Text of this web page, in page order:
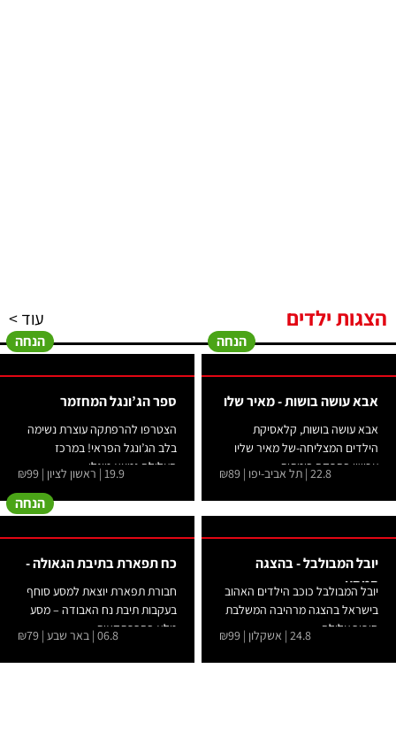
הצגות ילדים עוד >
הנחה
אבא עושה בושות - מאיר שלו
-אבא עושה בושות, קלאסיקת
הילדים המצליחה-של מאיר שליו
עכשיו בהפקה בימתית...
22.8 | תל אביב-יפו | ₪89
הנחה
ספר הג’ונגל המחזמר
הצטרפו להרפתקה עוצרת נשימה
בלב הג’ונגל הפראי! במרכז
העלילה נמצא מוגלי...
19.9 | ראשון לציון | ₪99
יובל המבולבל - בהצגה
המסע
יובל המבולבל כוכב הילדים האהוב
בישראל בהצגה מרהיבה המשלבת
סיפור עלילה...
24.8 | אשקלון | ₪99
הנחה
כח תפארת בתיבת הגאולה -
חבורת תפארת יוצאת למסע סוחף
בעקבות תיבת נח האבודה – מסע
מלא בהרפתקאות,...
06.8 | באר שבע | ₪79